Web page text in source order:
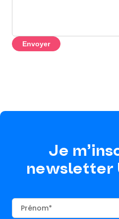
Envoyer
Je
newsletter
Prénom